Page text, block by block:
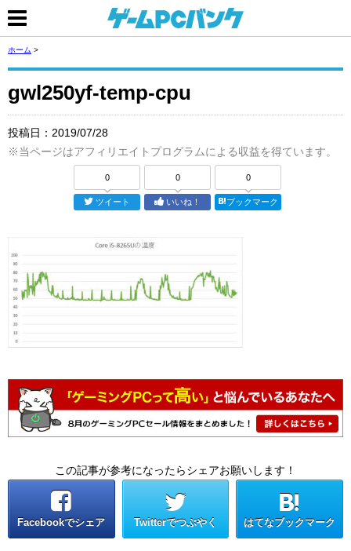
ホーム >
gwl250yf-temp-cpu
投稿日： 2019/07/28
※当ページはアフィリエイトプログラムによる収益を得ています。
0
ツイート
0
いいね！
0
ブックマーク
この記事が参考になったらシェアお願いします！
Facebookでシェア Twitterでつぶやく はてなブックマーク